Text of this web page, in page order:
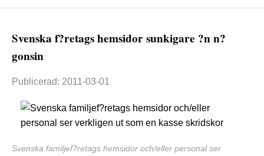
Svenska f?retags hemsidor sunkigare ?n n?
gonsin
Publicerad: 2011-03-01
Svenska familjef?retags hemsidor och/eller personal ser